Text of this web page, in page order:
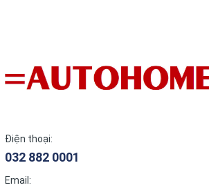
Điện thoại:
032 882 0001
Email: